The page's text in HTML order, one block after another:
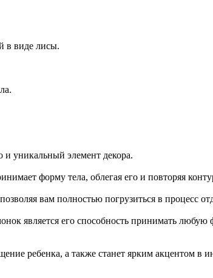
в виде лисы.
и уникальный элемент декора.
форму тела, облегая его и повторяя
вам полностью погрузиться в процесс
является его способность принимать
ребенка, а также станет ярким акцентом в